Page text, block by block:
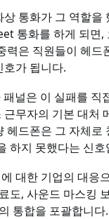
통화가 그 역할을
통화를 하게 되면,
은 직원들이 헤드
가 됩니다.
널은 이 실패를 직
무자의 기본 대처
드폰은 그 자체로
하지 못했다는 신호
대한 기업의 대응
도, 사운드 마스킹
통합을 포괄합니다